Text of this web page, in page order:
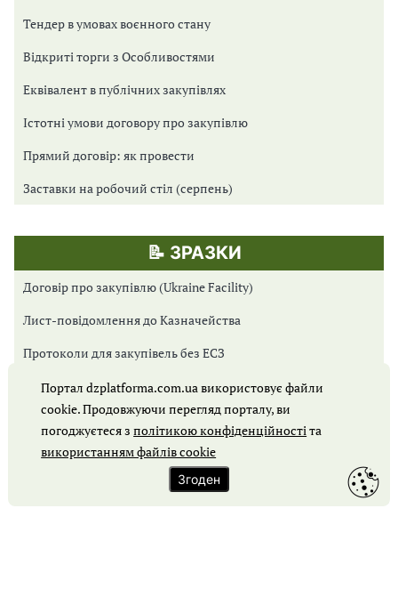
Тендер в умовах воєнного стану
Відкриті торги з Особливостями
Еквівалент в публічних закупівлях
Істотні умови договору про закупівлю
Прямий договір: як провести
Заставки на робочий стіл (серпень)
📝 ЗРАЗКИ
Договір про закупівлю (Ukraine Facility)
Лист-повідомлення до Казначейства
Протоколи для закупівель без ЕСЗ
Протоколи для Prozorro Market
Протоколи для відкритих торгів
Обґрунтування закупівлі
Портал dzplatforma.com.ua використовує файли
cookie. Продовжуючи перегляд порталу, ви
погоджуєтеся зполітикою конфіденційностіта
використанням файлів cookie
Згоден